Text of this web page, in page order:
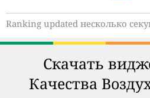
Ranking updated несколько
Скачать
Качества